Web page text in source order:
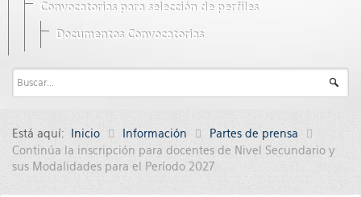
Convocatorias para selección de perfiles
Documentos Convocatorias
Está aquí: Inicio Información
Partes de prensa
Continúa la inscripción para docentes de Nivel Secundario y
sus Modalidades para el Período 2027